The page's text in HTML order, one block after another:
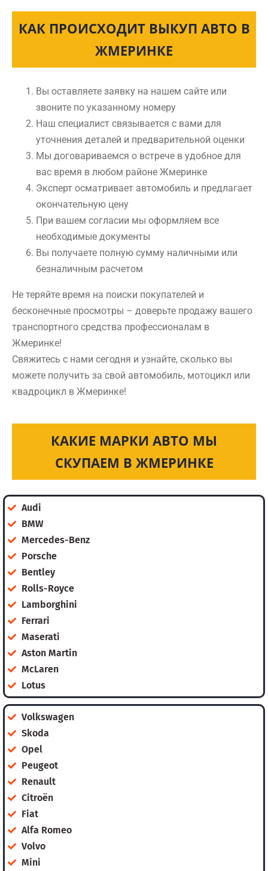
КАК ПРОИСХОДИТ ВЫКУП АВТО В
ЖМЕРИНКЕ
Вы оставляете заявку на нашем сайте или
звоните по указанному номеру
Наш специалист связывается с вами для
уточнения деталей и предварительной оценки
Мы договариваемся о встрече в удобное для
вас время в любом районе Жмеринке
Эксперт осматривает автомобиль и предлагает
окончательную цену
При вашем согласии мы оформляем все
необходимые документы
Вы получаете полную сумму наличными или
безналичным расчетом
Не теряйте время на поиски покупателей и
бесконечные просмотры – доверьте продажу вашего
транспортного средства профессионалам в
Жмеринке!
Свяжитесь с нами сегодня и узнайте, сколько вы
можете получить за свой автомобиль, мотоцикл или
квадроцикл в Жмеринке!
КАКИЕ МАРКИ АВТО МЫ
СКУПАЕМ В ЖМЕРИНКЕ
Audi
BMW
Mercedes-Benz
Porsche
Bentley
Rolls-Royce
Lamborghini
Ferrari
Maserati
Aston Martin
McLaren
Lotus
Volkswagen
Skoda
Opel
Peugeot
Renault
Citroën
Fiat
Alfa Romeo
Volvo
Mini